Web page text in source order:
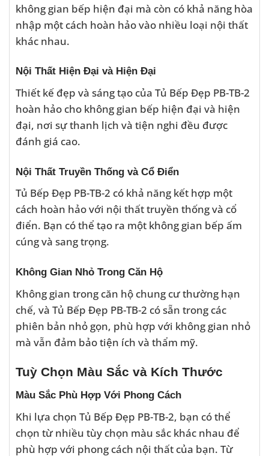
không gian bếp hiện đại mà còn có khả năng hòa
nhập một cách hoàn hảo vào nhiều loại nội thất
khác nhau.
Nội Thất Hiện Đại và Hiện Đại
Thiết kế đẹp và sáng tạo của Tủ Bếp Đẹp PB-TB-2
hoàn hảo cho không gian bếp hiện đại và hiện
đại, nơi sự thanh lịch và tiện nghi đều được
đánh giá cao.
Nội Thất Truyền Thống và Cổ Điển
Tủ Bếp Đẹp PB-TB-2 có khả năng kết hợp một
cách hoàn hảo với nội thất truyền thống và cổ
điển. Bạn có thể tạo ra một không gian bếp ấm
cúng và sang trọng.
Không Gian Nhỏ Trong Căn Hộ
Không gian trong căn hộ chung cư thường hạn
chế, và Tủ Bếp Đẹp PB-TB-2 có sẵn trong các
phiên bản nhỏ gọn, phù hợp với không gian nhỏ
mà vẫn đảm bảo tiện ích và thẩm mỹ.
Tuỳ Chọn Màu Sắc và Kích Thước
Màu Sắc Phù Hợp Với Phong Cách
Khi lựa chọn Tủ Bếp Đẹp PB-TB-2, bạn có thể
chọn từ nhiều tùy chọn màu sắc khác nhau để
phù hợp với phong cách nội thất của bạn. Từ